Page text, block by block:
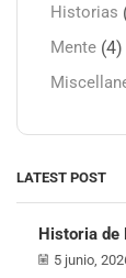
Historias
Mente (4)
LATEST POST
Historia de
5 junio,